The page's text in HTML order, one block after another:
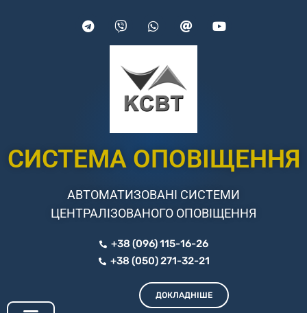
СИСТЕМА ОПОВІЩЕННЯ
АВТОМАТИЗОВАНІ СИСТЕМИ
ЦЕНТРАЛІЗОВАНОГО ОПОВІЩЕННЯ
+38 (096) 115-16-26
+38 (050) 271-32-21
ДОКЛАДНІШЕ